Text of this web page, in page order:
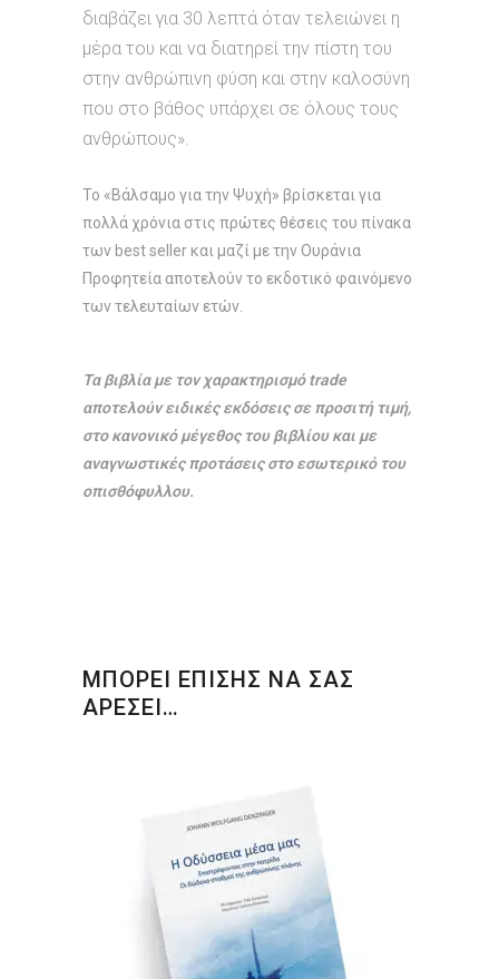
διαβάζει για 30 λεπτά όταν τελειώνει η
μέρα του και να διατηρεί την πίστη του
στην ανθρώπινη φύση και στην καλοσύνη
που στο βάθος υπάρχει σε όλους τους
ανθρώπους».
Το «Βάλσαμο για την Ψυχή» βρίσκεται για
πολλά χρόνια στις πρώτες θέσεις του πίνακα
των best seller και μαζί με την Ουράνια
Προφητεία αποτελούν το εκδοτικό φαινόμενο
των τελευταίων ετών.
Τα βιβλία με τον χαρακτηρισμό trade
αποτελούν ειδικές εκδόσεις σε προσιτή τιμή,
στο κανονικό μέγεθος του βιβλίου και με
αναγνωστικές προτάσεις στο εσωτερικό του
οπισθόφυλλου.
ΜΠΟΡΕΙ ΕΠΙΣΗΣ ΝΑ ΣΑΣ
ΑΡΕΣΕΙ…